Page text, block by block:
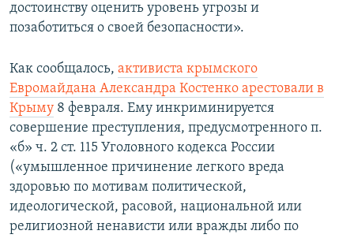
достоинству оценить уровень угрозы и
позаботиться о своей безопасности».
Как сообщалось, активиста крымского
Евромайдана Александра Костенко арестовали в
Крыму 8 февраля. Ему инкриминируется
совершение преступления, предусмотренного п.
«б» ч. 2 ст. 115 Уголовного кодекса России
(«умышленное причинение легкого вреда
здоровью по мотивам политической,
идеологической, расовой, национальной или
религиозной ненависти или вражды либо по